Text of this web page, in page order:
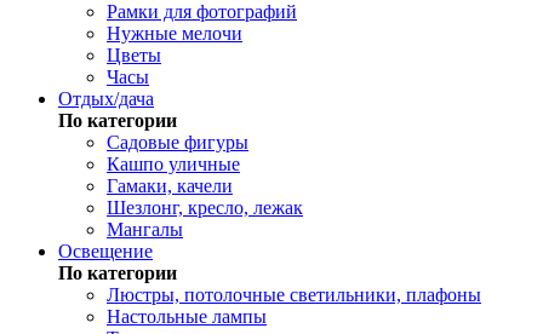
Рамки для фотографий
Нужные мелочи
Цветы
Часы
Отдых/дача
По категории
Садовые фигуры
Кашпо уличные
Гамаки, качели
Шезлонг, кресло, лежак
Мангалы
Освещение
По категории
Люстры, потолочные светильники, плафоны
Настольные лампы